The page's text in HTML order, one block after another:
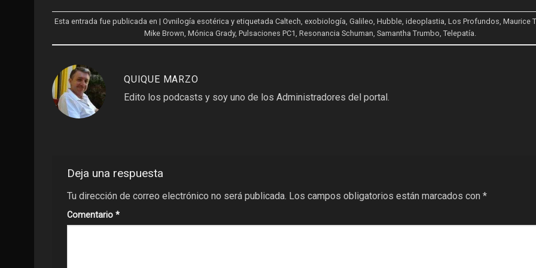
Esta entrada fue publicada en | Ovnilogía esotérica y etiquetada Caltech, exobiología, Galileo, Hubble, ideoplastia, Los Profundos, Maurice
Mike Brown, Mónica Grady, Pulsaciones PC1, Resonancia Schuman, Samantha Trumbo, Telepatía.
QUIQUE MARZO
Edito los podcasts y soy uno de los Administradores del portal.
Deja una respuesta
Tu dirección de correo electrónico no será publicada. Los campos obligatorios están marcados con *
Comentario *